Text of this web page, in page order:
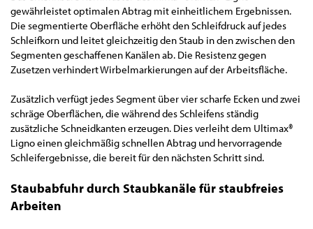
gewährleistet optimalen Abtrag mit einheitlichem Ergebnissen.
Die segmentierte Oberfläche erhöht den Schleifdruck auf jedes
Schleifkorn und leitet gleichzeitig den Staub in den zwischen den
Segmenten geschaffenen Kanälen ab. Die Resistenz gegen
Zusetzen verhindert Wirbelmarkierungen auf der Arbeitsfläche.
Zusätzlich verfügt jedes Segment über vier scharfe Ecken und zwei
schräge Oberflächen, die während des Schleifens ständig
zusätzliche Schneidkanten erzeugen. Dies verleiht dem Ultimax®
Ligno einen gleichmäßig schnellen Abtrag und hervorragende
Schleifergebnisse, die bereit für den nächsten Schritt sind.
Staubabfuhr durch Staubkanäle für staubfreies
Arbeiten